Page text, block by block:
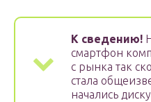
К сведению!
смартфон
с рынка так
стала
начались